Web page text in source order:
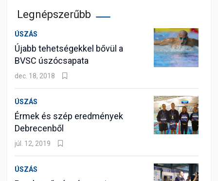
Legnépszerűbb
ÚSZÁS
Újabb tehetségekkel bővül a
BVSC úszócsapata
dec. 18, 2018
ÚSZÁS
Érmek és szép eredmények
Debrecenből
júl. 12, 2019
ÚSZÁS